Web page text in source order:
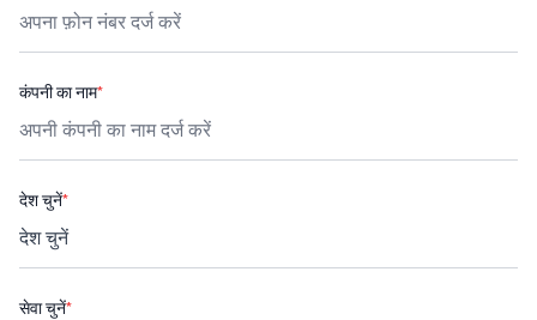
कंपनी का नाम*
देश चुनें*
सेवा चुनें*